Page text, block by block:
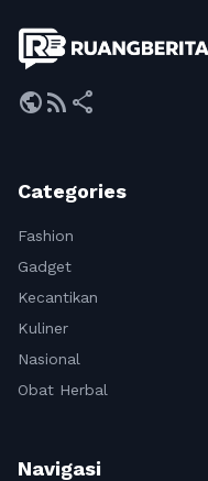
publicrss_feed share
Categories
Fashion
Gadget
Kecantikan
Kuliner
Nasional
Obat Herbal
Navigasi